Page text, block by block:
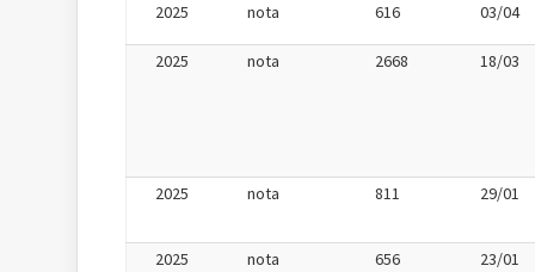
2025 nota 616 03/04
2025 nota 2668 18/03
2025 nota 811 29/01
2025 nota 656 23/01